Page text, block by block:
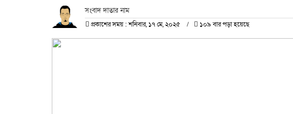
সংবাদ দাতার নাম
প্রকাশের সময় : শনিবার, ১৭ মে, ২০২৫ ১০৯ বার পড়া হয়েছে